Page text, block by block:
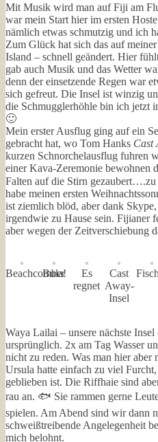
Mit Musik wird man auf Fiji am
war mein Start hier im ersten
nämlich etwas schmutzig und ich
Zum Glück hat sich das auf
Island – schnell geändert. Hier
gab auch Musik und das Wetter
denn der einsetzende Regen war
sich gefreut. Die Insel ist winzig
die Schmugglerhöhle bin ich jetzt
🙂
Mein erster Ausflug ging auf ein
gebracht hat, wo Tom Hanks Cast
kurzen Schnorchelausflug fuhren
einer Kava-Zeremonie bewohnen
Falten auf die Stirn
habe meinen ersten
ist ziemlich blöd, aber dank
irgendwie zu Hause sein. Fijianer
aber wegen der Zeitverschiebung
Beachcomber
Bula!
Es
regnet
Cast
Away-
Insel
Waya Lailai – unsere nächste
ursprünglich. 2x am Tag Wasser
nicht zu reden. Was man hier aber
Ursula hatte einfach zu viel
geblieben ist. Die Riffhaie sind
rau an. 🐟 Sie rammen gerne
spielen. Am Abend sind wir dann
schweißtreibende Angelegenheit
mich belohnt.